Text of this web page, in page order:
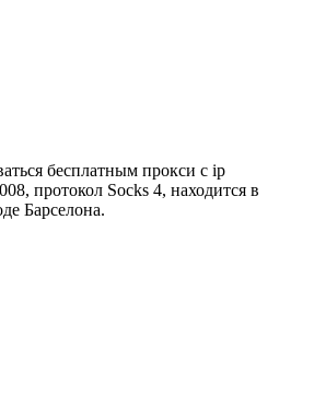
бесплатным прокси с ip
протокол Socks 4, находится в
Барселона.